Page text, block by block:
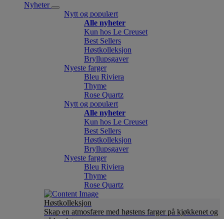
Nyheter
Nytt og populært
Alle nyheter
Kun hos Le Creuset
Best Sellers
Høstkolleksjon
Bryllupsgaver
Nyeste farger
Bleu Riviera
Thyme
Rose Quartz
Nytt og populært
Alle nyheter
Kun hos Le Creuset
Best Sellers
Høstkolleksjon
Bryllupsgaver
Nyeste farger
Bleu Riviera
Thyme
Rose Quartz
Høstkolleksjon
Skap en atmosfære med høstens farger på kjøkkenet og